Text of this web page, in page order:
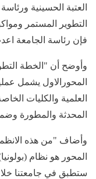
العتبة الحسينية
التطوير المستمر
فإن رئاسة الجامعة
وأوضح أن "الخطة
المحورالاول يشمل
العلمية والكليات
المحدثة والمطورة
وأضاف "من هذه
المحور هو نظام
ستطبق في جامعتنا